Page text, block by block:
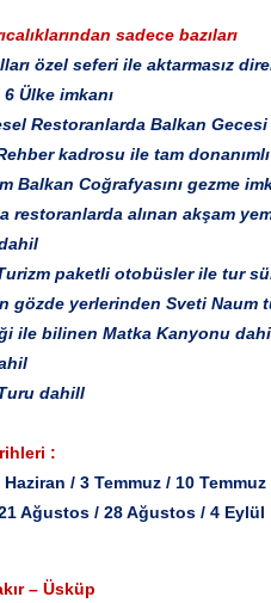
sadece bazıları
özel seferi ile aktarmasız
Ülke imkanı
Restoranlarda Balkan
kadrosu ile tam
Balkan Coğrafyasını gezme
restoranlarda alınan akşam
paketli otobüsler ile tur
gözde yerlerinden Sveti Naum
ile bilinen Matka Kanyonu
dahill
:
/ 3 Temmuz / 10
Ağustos / 28 Ağustos / 4 Eylül
– Üsküp